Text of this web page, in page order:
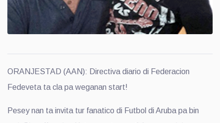
ORANJESTAD (AAN): Directiva diario di Federacion
Fedeveta ta cla pa weganan start!
Pesey nan ta invita tur fanatico di Futbol di Aruba pa bin